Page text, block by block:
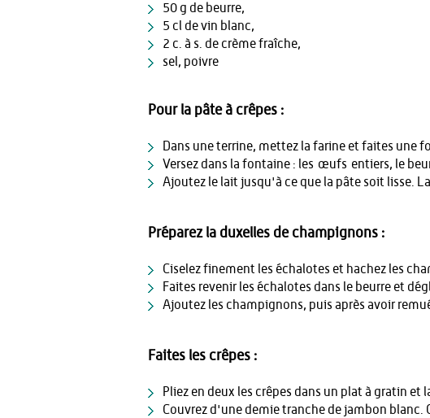
50 g de beurre,
5 cl de vin blanc,
2 c. à s. de crème fraîche,
sel, poivre
Pour la pâte à crêpes :
Dans une terrine, mettez la farine et faites une
Versez dans la fontaine : les œufs entiers, le
Ajoutez le lait jusqu'à ce que la pâte soit lisse.
Préparez la duxelles de champignons :
Ciselez finement les échalotes et hachez les
Faites revenir les échalotes dans le beurre et
Ajoutez les champignons, puis après avoir
Faites les crêpes :
Pliez en deux les crêpes dans un plat à gratin et
Couvrez d'une demie tranche de jambon blanc.